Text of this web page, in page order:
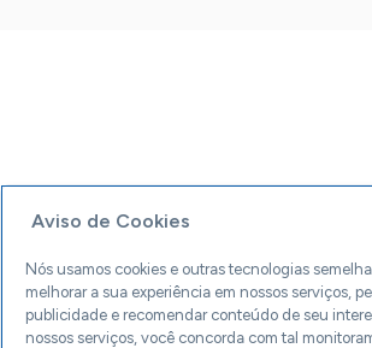
Aviso de Cookies
Nós usamos cookies e outras tecnologias
melhorar a sua experiência em nossos serviços,
publicidade e recomendar conteúdo de seu
nossos serviços, você concorda com tal